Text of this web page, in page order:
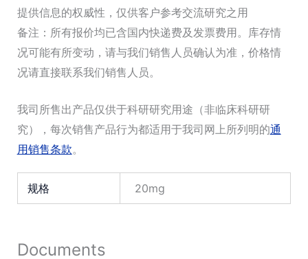
提供信息的权威性，仅供客户参考交流研究之用
备注：所有报价均已含国内快递费及发票费用。库存情
况可能有所变动，请与我们销售人员确认为准，价格情
况请直接联系我们销售人员。
我司所售出产品仅供于科研研究用途（非临床科研研
究），每次销售产品行为都适用于我司网上所列明的通
用销售条款。
规格 20mg
Documents